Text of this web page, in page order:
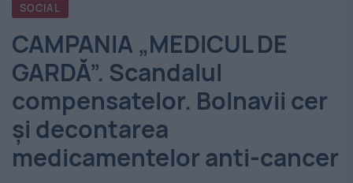
România
-
Evenimentul
Zilei
SOCIAL
CAMPANIA „MEDICUL DE
GARDĂ”. Scandalul
compensatelor. Bolnavii cer
și decontarea
medicamentelor anti-cancer